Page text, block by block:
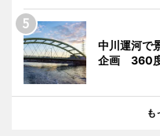
中川運河で
企画 360
も